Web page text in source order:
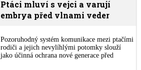
Ptáci mluví s vejci a varují
embrya před vlnami veder
Pozoruhodný systém komunikace mezi ptačími
rodiči a jejich nevylíhlými potomky slouží
jako účinná ochrana nové generace před